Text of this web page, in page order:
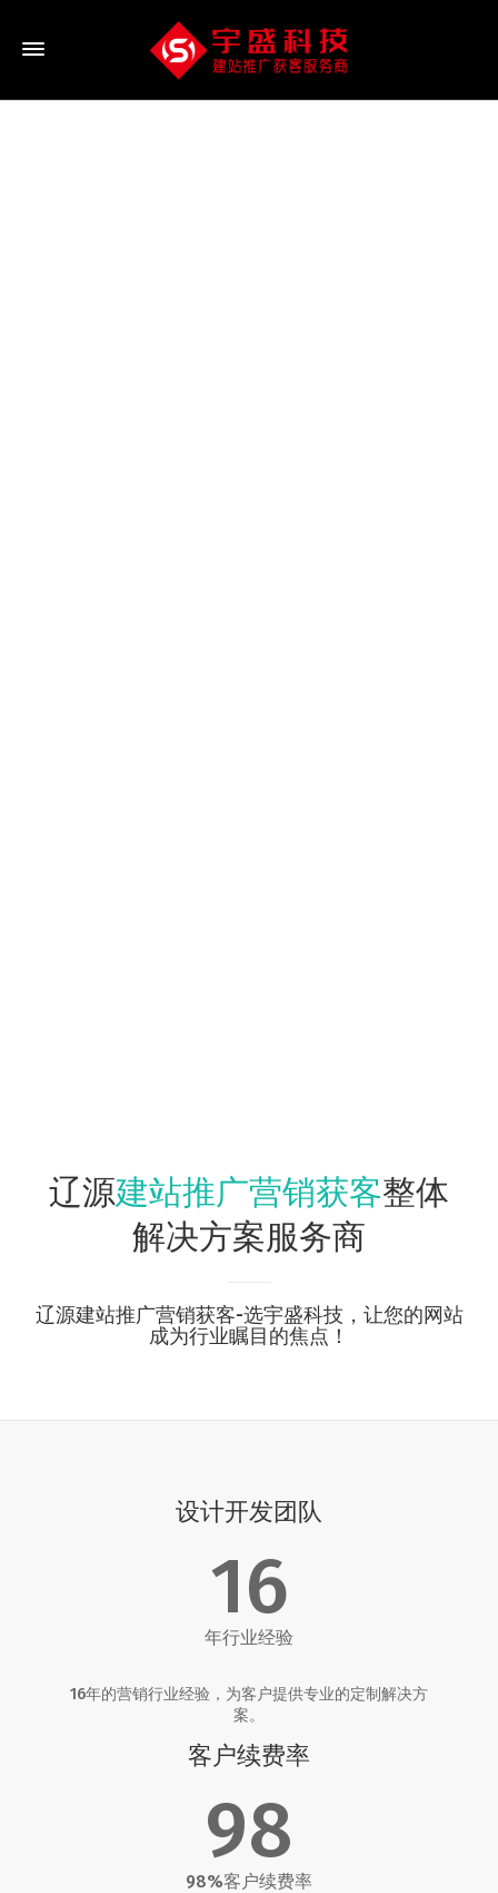
辽源建站推广营销获客整体
解决方案服务商
辽源建站推广营销获客-选宇盛科技，让您的网站
成为行业瞩目的焦点！
设计开发团队
16
年行业经验
16年的营销行业经验，为客户提供专业的定制解决方
案。
客户续费率
98
98%客户续费率